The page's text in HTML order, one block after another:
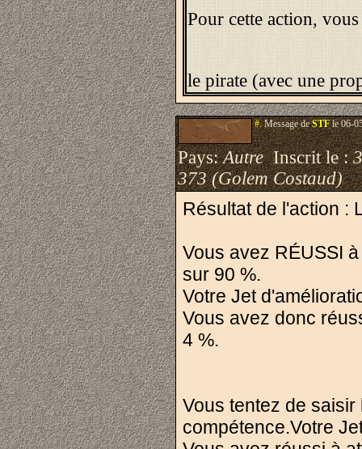
Pour cette action,
le pirate (avec une
#.Message deSTFle 06-
Pays:AutreInscrit le :
373 (Golem Costaud)
Résultat de l'action :
Vous avez RÉUSSI
sur 90 %.
Votre Jet
Vous avez donc
4 %.
Vous tentez de
compétence.Votre